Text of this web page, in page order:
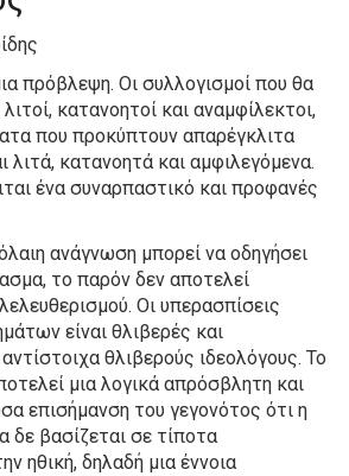
πρόβλεψη. Οι συλλογισμοί που θα
κατανοητοί και αναμφίλεκτοι,
που προκύπτουν απαρέγκλιτα
λιτά, κατανοητά και αμφιλεγόμενα.
ένα συναρπαστικό και προφανές
ανάγνωση μπορεί να οδηγήσει
το παρόν δεν αποτελεί
Οι υπερασπίσεις
είναι θλιβερές και
θλιβερούς ιδεολόγους. Το
μια λογικά απρόσβλητη και
επισήμανση του γεγονότος ότι η
δε βασίζεται σε τίποτα
ηθική, δηλαδή μια έννοια